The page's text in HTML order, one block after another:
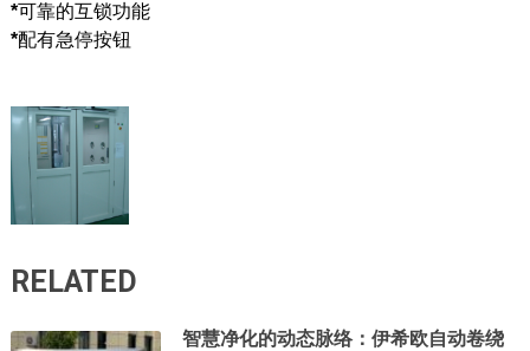
*可靠的互锁功能
*配有急停按钮
RELATED
智慧净化的动态脉络：伊希欧自动卷绕